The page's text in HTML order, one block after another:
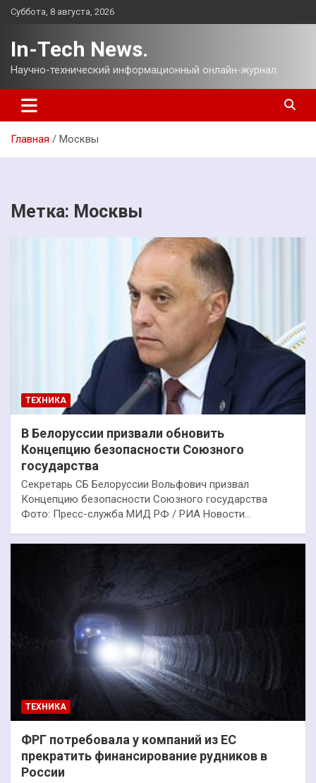
Перейти
Суббота, 8 августа, 2026
In-Tech News.
Научно-технический информационный онлайн-журнал.
Главная Москвы
Метка: Москвы
ТЕХНИКА
В Белоруссии призвали обновить
Концепцию безопасности Союзного
государства
Секретарь СБ Белоруссии Вольфович призвал
Концепцию безопасности Союзного государства
Фото: Пресс-служба МИД РФ / РИА Новости…
ТЕХНИКА
ФРГ потребовала у компаний из ЕС
прекратить финансирование рудников в
России